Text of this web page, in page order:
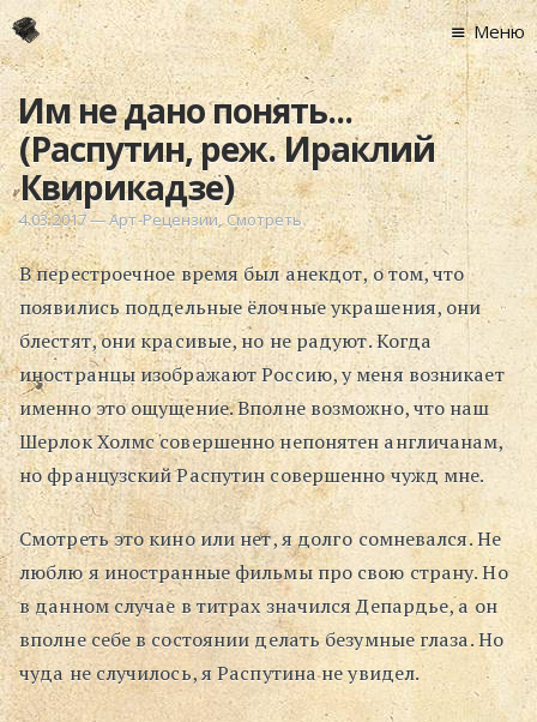
Главная
Новости
Графоманство
* Автотекст
*
* Хронограф
Арт-Рецензии
* Слушать
* Смотреть
* Читать
* По жизни
Блог
⋅
Поиск
Меню
Им не дано понять...
(Распутин, реж. Ираклий
Квирикадзе)
4.03.2017—Арт-Рецензии,Смотреть
В перестроечное время был анекдот, о том, что
появились поддельные ёлочные украшения, они
блестят, они красивые, но не радуют. Когда
иностранцы изображают Россию, у меня возникает
именно это ощущение. Вполне возможно, что наш
Шерлок Холмс совершенно непонятен англичанам,
но французский Распутин совершенно чужд мне.
Смотреть это кино или нет, я долго сомневался. Не
люблю я иностранные фильмы про свою страну. Но
в данном случае в титрах значился Депардье, а он
вполне себе в состоянии делать безумные глаза. Но
чуда не случилось, я Распутина не увидел.